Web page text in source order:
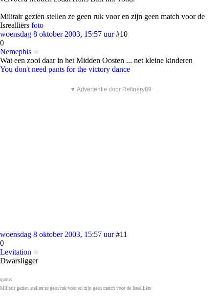
Militair gezien stellen ze geen ruk voor en zijn geen match voor de
Isrealliërs foto
woensdag 8 oktober 2003, 15:57 uur #10
0
Nemephis
Wat een zooi daar in het Midden Oosten ... net kleine kinderen
You don't need pants for the victory dance
▼ Advertentie door Refinery89
woensdag 8 oktober 2003, 15:57 uur #11
0
Levitation
Dwarsligger
quote:
Militair gezien stellen ze geen ruk voor en zijn geen match voor de Isrealliërs